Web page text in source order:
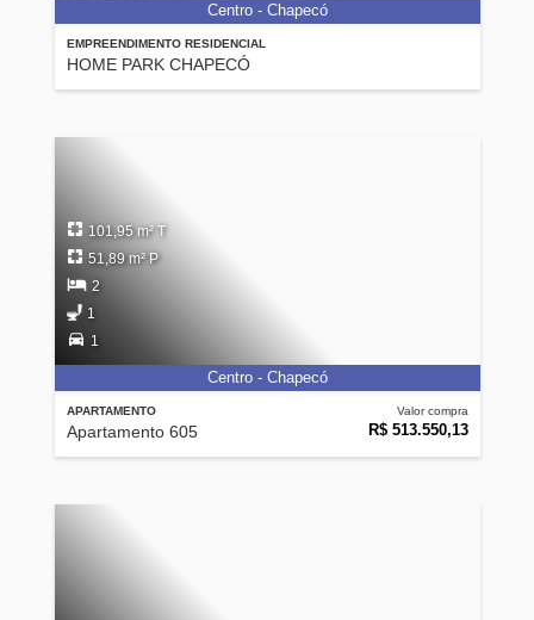
EMPREENDIMENTO RESIDENCIAL
HOME PARK CHAPECÓ
Centro - Chapecó
APARTAMENTO
Apartamento 605
Valor compra
R$ 513.550,13
101,95 m² T
51,89 m² P
2
1
1
Centro - Chapecó